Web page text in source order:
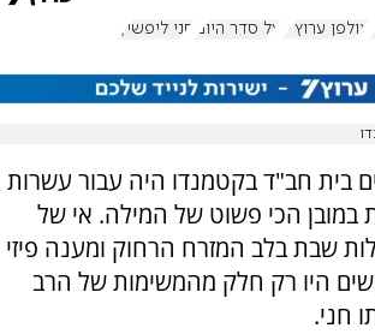
אולפן ערוץ 7 על סדר היום חני ליפשיץ
בית חב"ד בקטמנדו היה עבור עשרות
במובן הכי פשוט של המילה. אי של
שבת בלב המזרח הרחוק ומענה פיזי
היו רק חלק מהמשימות של הרב
חני.